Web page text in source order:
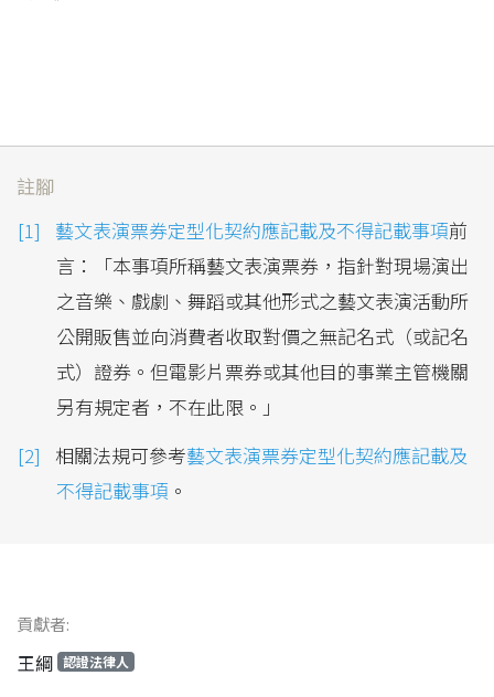
註腳
藝文表演票券定型化契約應記載及不得記載事項前
言：「本事項所稱藝文表演票券，指針對現場演出
之音樂、戲劇、舞蹈或其他形式之藝文表演活動所
公開販售並向消費者收取對價之無記名式（或記名
式）證券。但電影片票券或其他目的事業主管機關
另有規定者，不在此限。」
相關法規可參考藝文表演票券定型化契約應記載及
不得記載事項 。
貢獻者:
王綱 認證法律人